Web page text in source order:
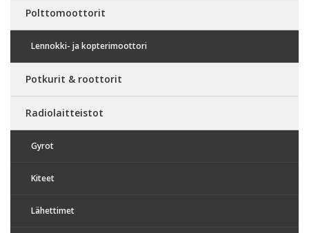
Polttomoottorit
Lennokki- ja kopterimoottori
Potkurit & roottorit
Radiolaitteistot
Gyrot
Kiteet
Lähettimet